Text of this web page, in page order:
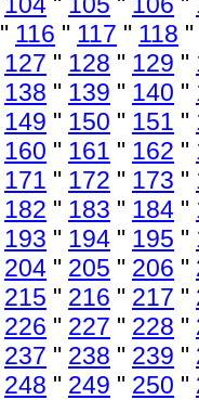
" 116 " 117 " 118 "
127 " 128 " 129 "
138 " 139 " 140 "
149 " 150 " 151 "
160 " 161 " 162 "
171 " 172 " 173 "
182 " 183 " 184 "
193 " 194 " 195 "
204 " 205 " 206 "
215 " 216 " 217 "
226 " 227 " 228 "
237 " 238 " 239 "
248 " 249 " 250 "